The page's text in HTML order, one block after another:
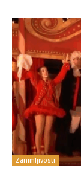
Zanimljivosti